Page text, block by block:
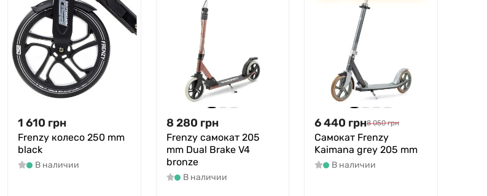
1 610 грн
Frenzy колесо 250 mm
black
В наличии
8 280 грн
Frenzy самокат 205
mm Dual Brake V4
bronze
В наличии
6 440 грн8 050 грн
Самокат Frenzy
Kaimana grey 205 mm
В наличии